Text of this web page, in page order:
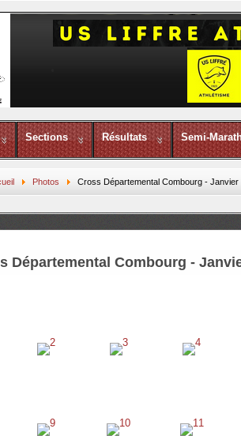
Sections Résultats Semi-
Photos Cross Départemental Combourg - Janvier
Départemental Combourg -